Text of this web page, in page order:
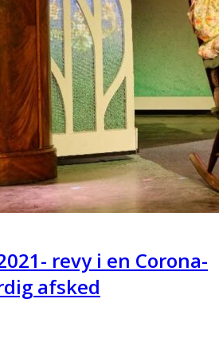
revy i en Corona-
afsked